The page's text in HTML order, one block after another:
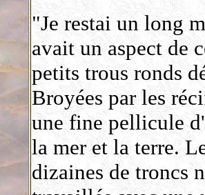
"Je restai un long
avait un aspect de
petits trous ronds
Broyées par les
une fine pellicule
la mer et la terre.
dizaines de troncs